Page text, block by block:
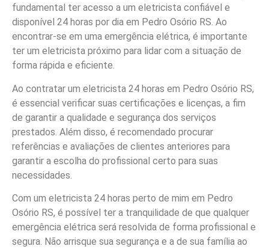
fundamental ter acesso a um eletricista confiável e
disponível 24 horas por dia em Pedro Osório RS. Ao
encontrar-se em uma emergência elétrica, é importante
ter um eletricista próximo para lidar com a situação de
forma rápida e eficiente.
Ao contratar um eletricista 24 horas em Pedro Osório RS,
é essencial verificar suas certificações e licenças, a fim
de garantir a qualidade e segurança dos serviços
prestados. Além disso, é recomendado procurar
referências e avaliações de clientes anteriores para
garantir a escolha do profissional certo para suas
necessidades.
Com um eletricista 24 horas perto de mim em Pedro
Osório RS, é possível ter a tranquilidade de que qualquer
emergência elétrica será resolvida de forma profissional e
segura. Não arrisque sua segurança e a de sua família ao